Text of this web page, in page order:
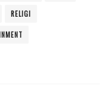
RELIGI